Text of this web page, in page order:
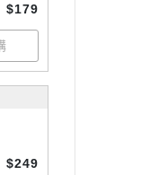
$179
$249